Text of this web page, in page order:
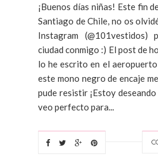
¡Buenos días niñas! Este fin
Santiago de Chile, no os
Instagram (@101vestidos)
ciudad conmigo :) El post de
lo he escrito en el
este mono negro de encaje
pude resistir ¡Estoy
veo perfecto para...